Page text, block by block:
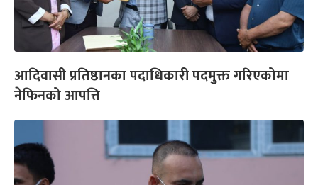
आदिवासी प्रतिष्ठानका पदाधिकारी पदमुक्त गरिएकोमा
नेफिनको आपत्ति